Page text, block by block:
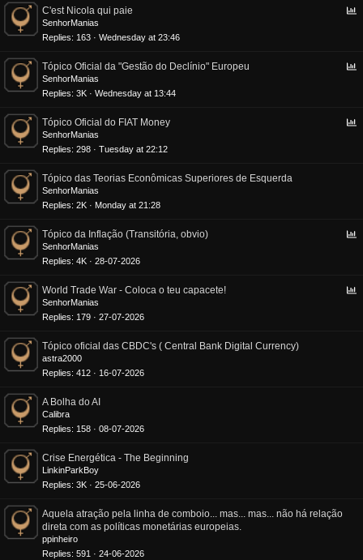
C'est Nicola qui paie
SenhorManias
Replies
163 Wednesday at 23:46
Tópico Oficial da "Gestão do Declínio" Europeu
SenhorManias
Replies 3K Wednesday at 13:44
Tópico Oficial do FIAT Money
SenhorManias
Replies 298 Tuesday at 22:12
Tópico das Teorias Econômicas Superiores de Esquerda
SenhorManias
Replies 2K Monday at 21:28
Tópico da Inflação (Transitória, obvio)
SenhorManias
Replies 4K 28-07-2026
World Trade War - Coloca o teu capacete!
SenhorManias
Replies
179 27-07-2026
Tópico oficial das CBDC's ( Central Bank Digital Currency)
astra2000
Replies 412 16-07-2026
A Bolha do AI
Calibra
Replies
158 08-07-2026
Crise Energética - The Beginning
LinkinParkBoy
Replies 3K 25-06-2026
Aquela atração pela linha de comboio... mas... mas... não há relação
direta com as políticas monetárias europeias.
ppinheiro
Replies 591 24-06-2026